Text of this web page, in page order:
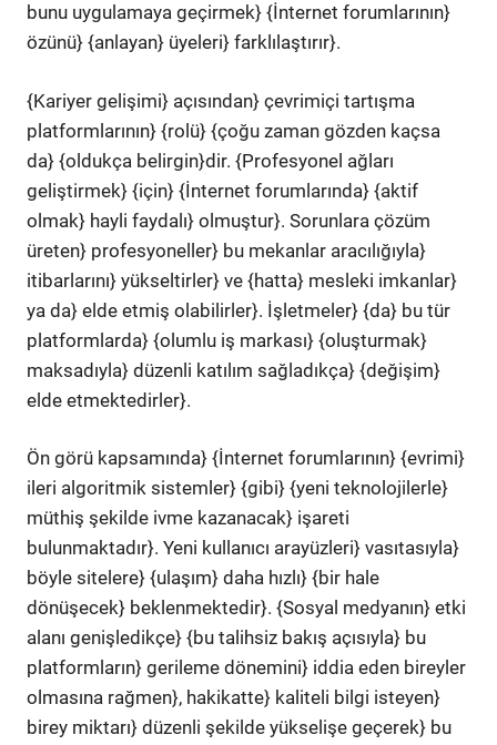
bunu uygulamaya geçirmek} {İnternet forumlarının}
özünü} {anlayan} üyeleri} farklılaştırır}.
{Kariyer gelişimi} açısından} çevrimiçi tartışma
platformlarının} {rolü} {çoğu zaman gözden kaçsa
da} {oldukça belirgin}dir. {Profesyonel ağları
geliştirmek} {için} {İnternet forumlarında} {aktif
olmak} hayli faydalı} olmuştur}. Sorunlara çözüm
üreten} profesyoneller} bu mekanlar aracılığıyla}
itibarlarını} yükseltirler} ve {hatta} mesleki imkanlar}
ya da} elde etmiş olabilirler}. İşletmeler} {da} bu tür
platformlarda} {olumlu iş markası} {oluşturmak}
maksadıyla} düzenli katılım sağladıkça} {değişim}
elde etmektedirler}.
Ön görü kapsamında} {İnternet forumlarının} {evrimi}
ileri algoritmik sistemler} {gibi} {yeni teknolojilerle}
müthiş şekilde ivme kazanacak} işareti
bulunmaktadır}. Yeni kullanıcı arayüzleri} vasıtasıyla}
böyle sitelere} {ulaşım} daha hızlı} {bir hale
dönüşecek} beklenmektedir}. {Sosyal medyanın} etki
alanı genişledikçe} {bu talihsiz bakış açısıyla} bu
platformların} gerileme dönemini} iddia eden bireyler
olmasına rağmen}, hakikatte} kaliteli bilgi isteyen}
birey miktarı} düzenli şekilde yükselişe geçerek} bu